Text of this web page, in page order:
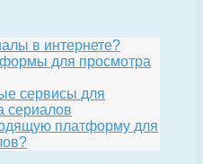
в интернете?
для просмотра
сервисы для
сериалов
платформу для